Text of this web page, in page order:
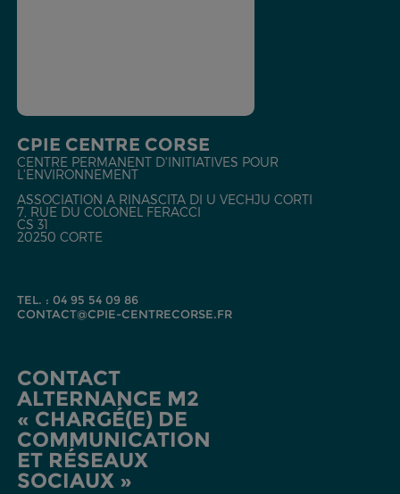
CPIE CENTRE CORSE
CENTRE PERMANENT D'INITIATIVES POUR
L'ENVIRONNEMENT
ASSOCIATION A RINASCITA DI U VECHJU CORTI
7, RUE DU COLONEL FERACCI
CS 31
20250 CORTE
TEL. : 04 95 54 09 86
CONTACT@CPIE-CENTRECORSE.FR
CONTACT
ALTERNANCE M2
« CHARGÉ(E) DE
COMMUNICATION
ET RÉSEAUX
SOCIAUX »